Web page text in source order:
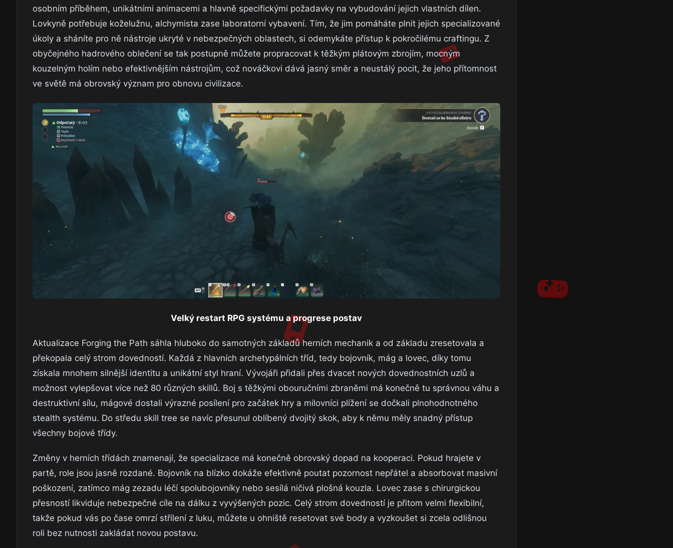
osobním příběhem, unikátními animacemi a hlavně specifickými požadavky na vybudování jejich vlastních dílen.
Lovkyně potřebuje koželužnu, alchymista zase laboratorní vybavení. Tím, že jim pomáháte plnit jejich specializované
úkoly a sháníte pro ně nástroje ukryté v nebezpečných oblastech, si odemykáte přístup k pokročilému craftingu. Z
obyčejného hadrového oblečení se tak postupně můžete propracovat k těžkým plátovým zbrojím, mocným
kouzelným holím nebo efektivnějším nástrojům, což nováčkovi dává jasný směr a neustálý pocit, že jeho přítomnost
ve světě má obrovský význam pro obnovu civilizace.
Velký restart RPG systému a progrese postav
Aktualizace Forging the Path sáhla hluboko do samotných základů herních mechanik a od základu zresetovala a
překopala celý strom dovedností. Každá z hlavních archetypálních tříd, tedy bojovník, mág a lovec, díky tomu
získala mnohem silnější identitu a unikátní styl hraní. Vývojáři přidali přes dvacet nových dovednostních uzlů a
možnost vylepšovat více než 80 různých skillů. Boj s těžkými obouručními zbraněmi má konečně tu správnou váhu a
destruktivní sílu, mágové dostali výrazné posílení pro začátek hry a milovníci plížení se dočkali plnohodnotného
stealth systému. Do středu skill tree se navíc přesunul oblíbený dvojitý skok, aby k němu měly snadný přístup
všechny bojové třídy.
Změny v herních třídách znamenají, že specializace má konečně obrovský dopad na kooperaci. Pokud hrajete v
partě, role jsou jasně rozdané. Bojovník na blízko dokáže efektivně poutat pozornost nepřátel a absorbovat masivní
poškození, zatímco mág zezadu léčí spolubojovníky nebo sesílá ničivá plošná kouzla. Lovec zase s chirurgickou
přesností likviduje nebezpečné cíle na dálku z vyvýšených pozic. Celý strom dovedností je přitom velmi flexibilní,
takže pokud vás po čase omrzí střílení z luku, můžete u ohniště resetovat své body a vyzkoušet si zcela odlišnou
roli bez nutnosti zakládat novou postavu.